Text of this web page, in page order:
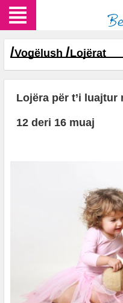
/Vogëlush /Lojërat
Lojëra për t’i luajtur
12 deri 16 muaj